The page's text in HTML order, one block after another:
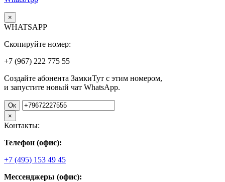
×
WHATSAPP
Скопируйте номер:
+7 (967) 222 775 55
Создайте абонента ЗамкиТут с этим номером,
и запустите новый чат WhatsApp.
Ок
×
Контакты:
Телефон (офис):
+7 (495) 153 49 45
Мессенджеры (офис):